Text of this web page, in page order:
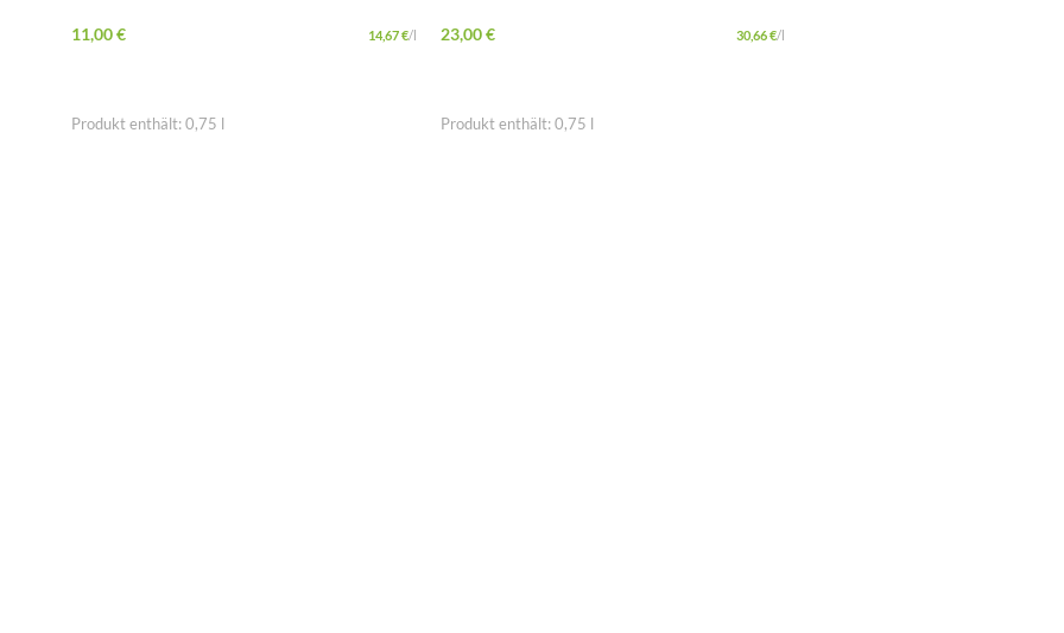
11,00€ 14,67€/l
Produkt enthält: 0,75
23,00€ 30,66€/l
Produkt enthält: 0,75